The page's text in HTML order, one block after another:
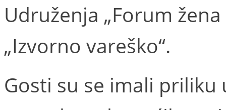
Udruženja „Forum
„Izvorno vareško“.
Gosti su se imali